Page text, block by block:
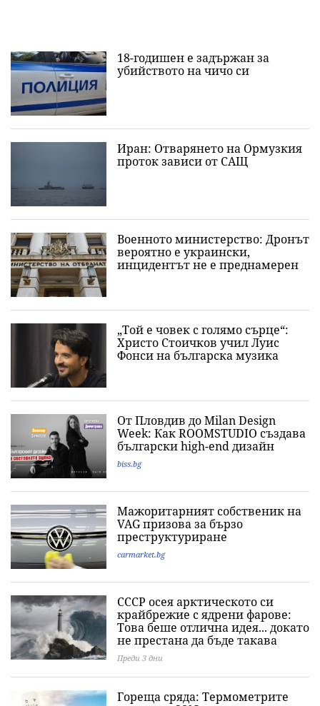
18-годишен е задържан за
убийството на чичо си
Иран: Отварянето на Ормузкия
проток зависи от САЩ
Военното министерство: Дронът
вероятно е украински,
инцидентът не е преднамерен
„Той е човек с голямо сърце“:
Христо Стоичков учил Луис
Фонси на българска музика
От Пловдив до Milan Design
Week: Как ROOMSTUDIO създава
български high-end дизайн
biss.bg
Мажоритарният собственик на
VAG призова за бързо
преструктуриране
carmarket.bg
СССР осея арктическото си
крайбрежие с ядрени фарове:
Това беше отлична идея... докато
не престана да бъде такава
Преди 3 дни
Гореща сряда: Термометрите